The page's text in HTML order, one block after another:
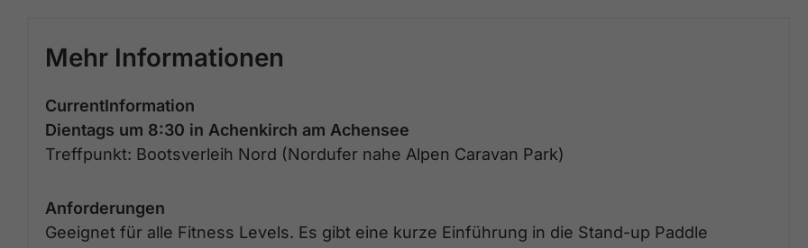
Mehr Informationen
CurrentInformation
Dientags um 8:30 in Achenkirch am Achensee
Treffpunkt: Bootsverleih Nord (Nordufer nahe Alpen Caravan Park)
Anforderungen
Geeignet für alle Fitness Levels. Es gibt eine kurze Einführung in die Stand-up Paddle